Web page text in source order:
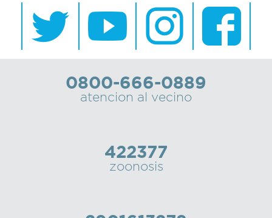
0800-666-0889
atencion al vecino
422377
zoonosis